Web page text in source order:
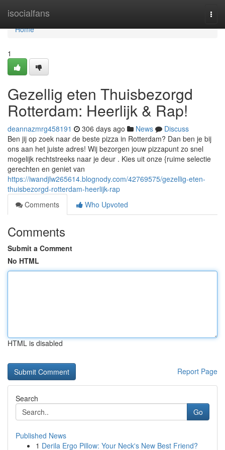
isocialfans
Home
Home
1
Gezellig eten Thuisbezorgd
Rotterdam: Heerlijk & Rap!
deannazmrg458191 306 days ago News
Discuss
Ben jij op zoek naar de beste pizza in Rotterdam? Dan ben je bij
ons aan het juiste adres! Wij bezorgen jouw pizzapunt zo snel
mogelijk rechtstreeks naar je deur . Kies uit onze {ruime selectie
gerechten en geniet van
https://iwandjlw265614.blognody.com/42769575/gezellig-eten-
thuisbezorgd-rotterdam-heerlijk-rap
Comments
Who Upvoted
Comments
Submit a Comment
No HTML
HTML is disabled
Report Page
Search
Go
Published News
1 Derila Ergo Pillow: Your Neck's New Best Friend?